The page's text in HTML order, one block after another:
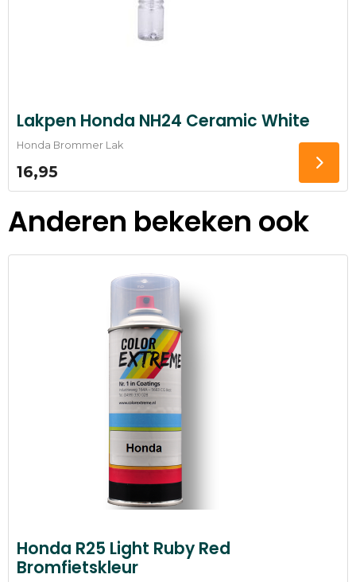
Lakpen Honda NH24 Ceramic White
Honda Brommer Lak
16,95
Anderen bekeken ook
Honda R25 Light Ruby Red
Bromfietskleur